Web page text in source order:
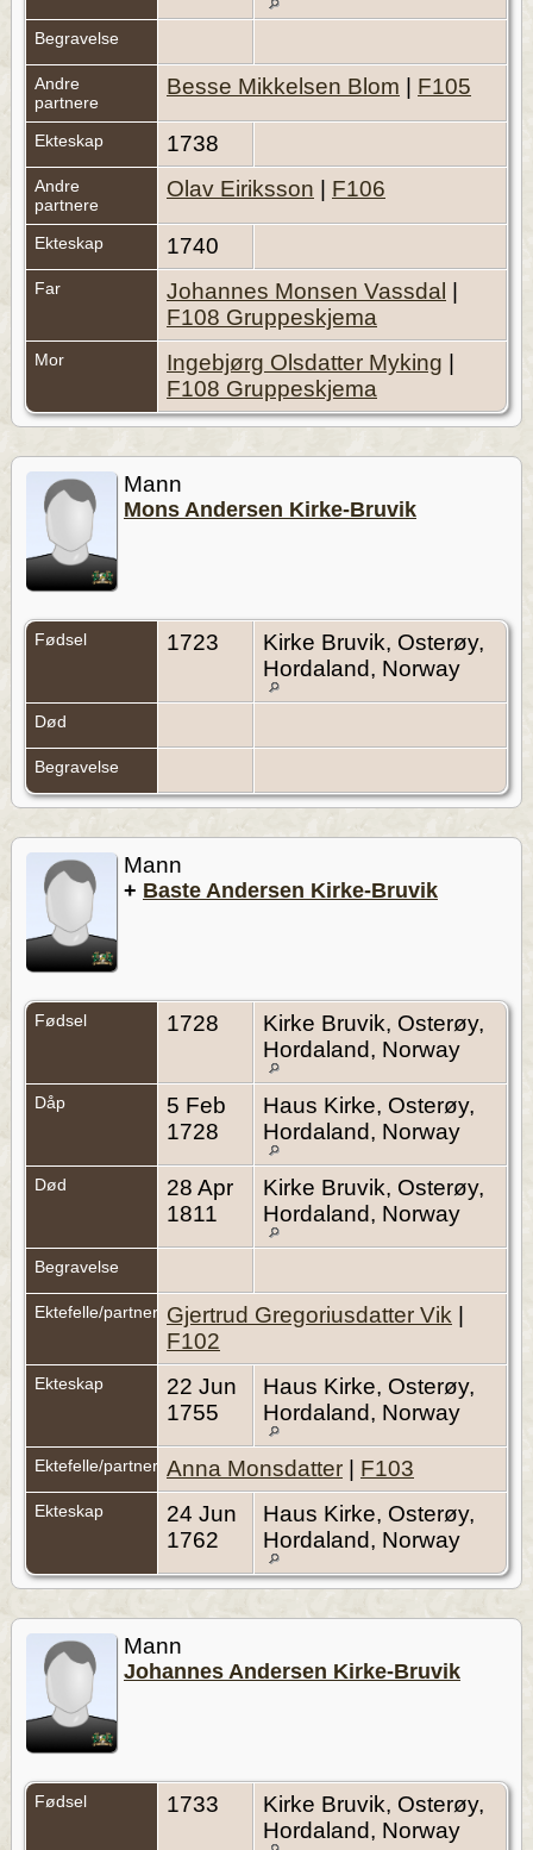
Begravelse
Andre
partnere
Besse Mikkelsen Blom F105
Ekteskap 1738
Andre
partnere
Olav Eiriksson F106
Ekteskap 1740
Far Johannes Monsen Vassdal
F108 Gruppeskjema
Mor Ingebjørg Olsdatter Myking
F108 Gruppeskjema
Mann
Mons Andersen Kirke-Bruvik
Fødsel 1723
Kirke Bruvik, Osterøy,
Hordaland, Norway
Død
Begravelse
Mann
+ Baste Andersen Kirke-Bruvik
Fødsel 1728
Kirke Bruvik, Osterøy,
Hordaland, Norway
Dåp
5 Feb
1728
Haus Kirke, Osterøy,
Hordaland, Norway
Død
28 Apr
1811
Kirke Bruvik, Osterøy,
Hordaland, Norway
Begravelse
Ektefelle/partner Gjertrud Gregoriusdatter Vik
F102
Ekteskap
22 Jun
1755
Haus Kirke, Osterøy,
Hordaland, Norway
Ektefelle/partner Anna Monsdatter F103
Ekteskap
24 Jun
1762
Haus Kirke, Osterøy,
Hordaland, Norway
Mann
Johannes Andersen Kirke-Bruvik
Fødsel 1733
Kirke Bruvik, Osterøy,
Hordaland, Norway